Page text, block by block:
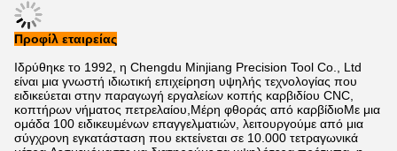
Προφίλ εταιρείας
Ιδρύθηκε το 1992, η Chengdu Minjiang Precision Tool Co., Ltd
είναι μια γνωστή ιδιωτική επιχείρηση υψηλής τεχνολογίας που
ειδικεύεται στην παραγωγή εργαλείων κοπής καρβιδίου CNC,
κοπτήρων νήματος πετρελαίου,Μέρη φθοράς από καρβίδιοΜε μια
ομάδα 100 ειδικευμένων επαγγελματιών, λειτουργούμε από μια
σύγχρονη εγκατάσταση που εκτείνεται σε 10.000 τετραγωνικά